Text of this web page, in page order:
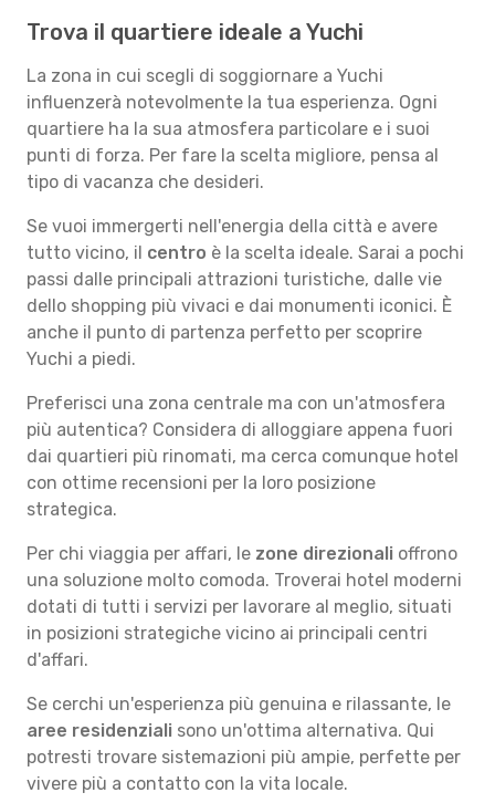
Trova il quartiere ideale a Yuchi
La zona in cui scegli di soggiornare a Yuchi
influenzerà notevolmente la tua esperienza. Ogni
quartiere ha la sua atmosfera particolare e i suoi
punti di forza. Per fare la scelta migliore, pensa al
tipo di vacanza che desideri.
Se vuoi immergerti nell'energia della città e avere
tutto vicino, il centro è la scelta ideale. Sarai a pochi
passi dalle principali attrazioni turistiche, dalle vie
dello shopping più vivaci e dai monumenti iconici. È
anche il punto di partenza perfetto per scoprire
Yuchi a piedi.
Preferisci una zona centrale ma con un'atmosfera
più autentica? Considera di alloggiare appena fuori
dai quartieri più rinomati, ma cerca comunque hotel
con ottime recensioni per la loro posizione
strategica.
Per chi viaggia per affari, le zone direzionali offrono
una soluzione molto comoda. Troverai hotel moderni
dotati di tutti i servizi per lavorare al meglio, situati
in posizioni strategiche vicino ai principali centri
d'affari.
Se cerchi un'esperienza più genuina e rilassante, le
aree residenziali sono un'ottima alternativa. Qui
potresti trovare sistemazioni più ampie, perfette per
vivere più a contatto con la vita locale.